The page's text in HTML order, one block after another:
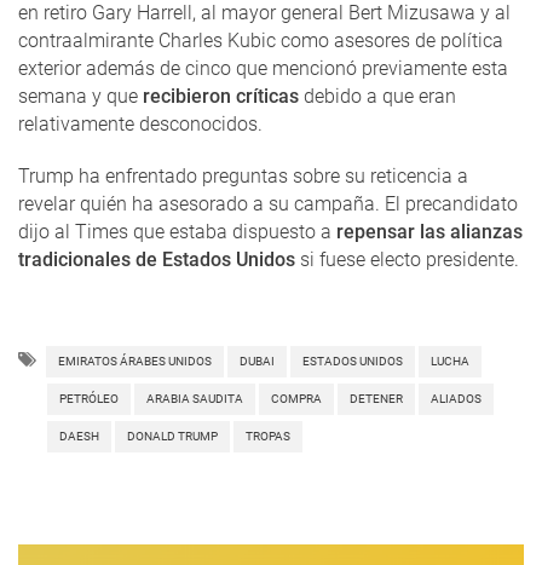
en retiro Gary Harrell, al mayor general Bert Mizusawa y al
contraalmirante Charles Kubic como asesores de política
exterior además de cinco que mencionó previamente esta
semana y que recibieron críticas debido a que eran
relativamente desconocidos.
Trump ha enfrentado preguntas sobre su reticencia a
revelar quién ha asesorado a su campaña. El precandidato
dijo al Times que estaba dispuesto a repensar las alianzas
tradicionales de Estados Unidos si fuese electo presidente.
EMIRATOS ÁRABES UNIDOS DUBAI ESTADOS UNIDOS LUCHA
PETRÓLEO ARABIA SAUDITA COMPRA DETENER ALIADOS
DAESH DONALD TRUMP TROPAS